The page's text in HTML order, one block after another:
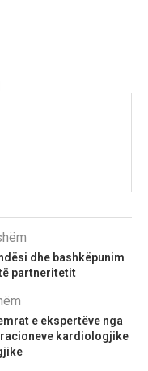
dhe bashkëpunim
partneritetit
e ekspertëve nga
kardiologjike